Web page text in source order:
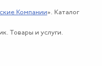
Компании». Каталог
Товары и услуги.